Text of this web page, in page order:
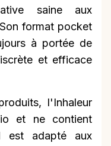
saine aux
format pocket
à portée de
et efficace
l'Inhaleur
et ne contient
est adapté aux